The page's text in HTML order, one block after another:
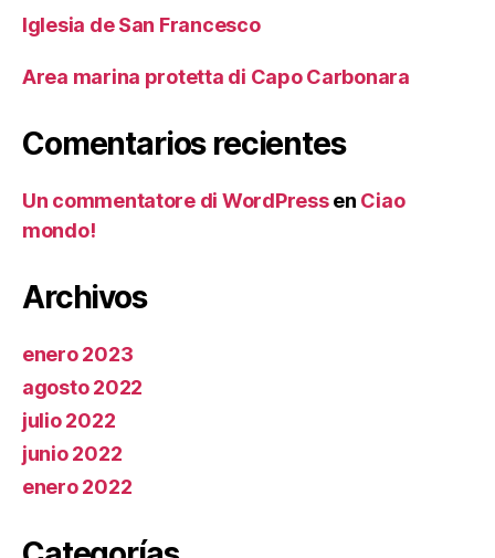
Iglesia de San Francesco
Area marina protetta di Capo Carbonara
Comentarios recientes
Un commentatore di WordPressen Ciao
mondo!
Archivos
enero 2023
agosto 2022
julio 2022
junio 2022
enero 2022